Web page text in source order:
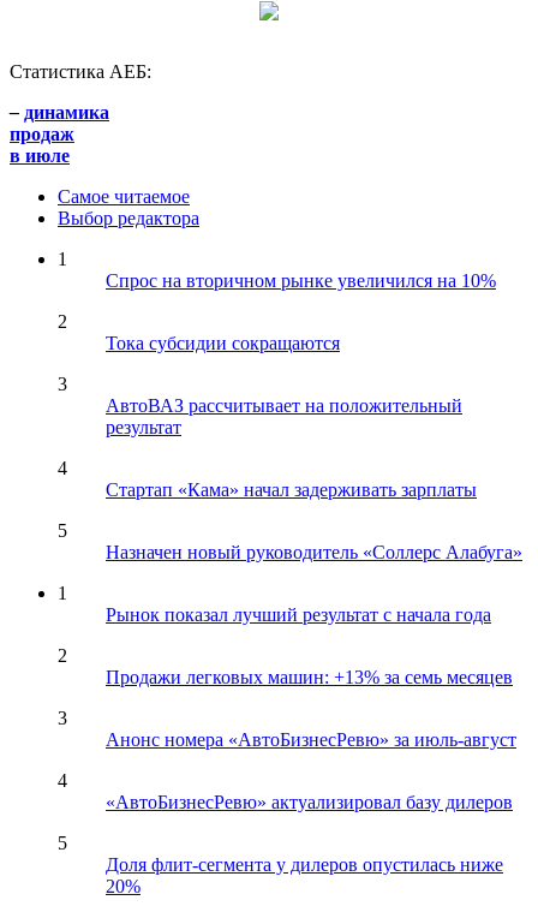
Статистика АЕБ:
– динамика
продаж
в июле
Самое читаемое
Выбор редактора
1
Спрос на вторичном рынке увеличился на 10%
2
Тока субсидии сокращаются
3
АвтоВАЗ рассчитывает на положительный
результат
4
Стартап «Кама» начал задерживать зарплаты
5
Назначен новый руководитель «Соллерс Алабуга»
1
Рынок показал лучший результат с начала года
2
Продажи легковых машин: +13% за семь месяцев
3
Анонс номера «АвтоБизнесРевю» за июль-август
4
«АвтоБизнесРевю» актуализировал базу дилеров
5
Доля флит-сегмента у дилеров опустилась ниже
20%